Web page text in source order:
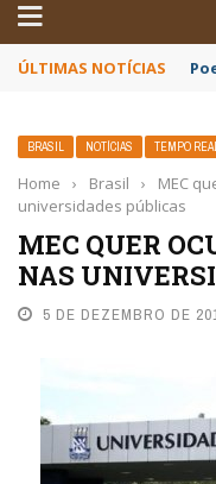
ÚLTIMAS NOTÍCIAS
BRASIL NOTÍCIAS TEMPO
Home › Brasil ›
MEC
universidades públicas
MEC QUER
NAS
5 DE DEZEMBRO DE